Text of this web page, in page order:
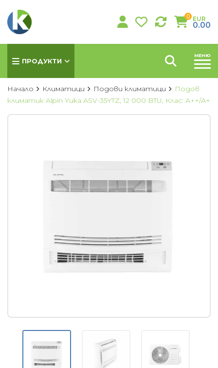
0 EUR
0.00
ПРОДУКТИ
КЛИМАТИЦИ
Подови климатици
Колонни климатици
Мултисплит системи
КОНВЕКТОРИ
Стенни конвектори
БОЙЛЕРИ
Вертикални бойлери
Хоризонтални бойлери
Мултипозиционни бойлери
МЕНЮ
Начало Климатици Подови климатици
Подов
климатик Alpin Yuka ASV-35YTZ, 12 000 BTU, Клас: А++/А+